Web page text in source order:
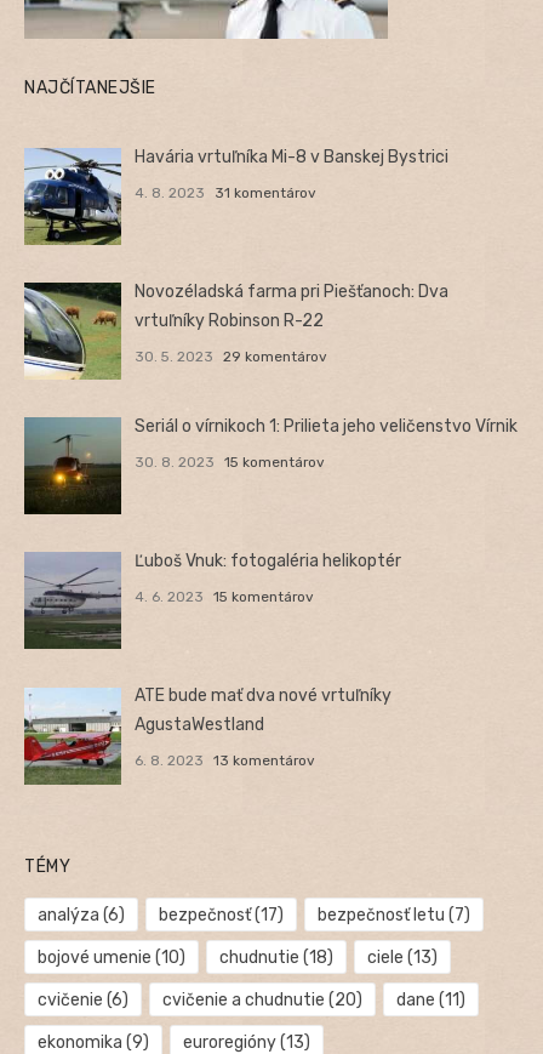
NAJČÍTANEJŠIE
Havária vrtuľníka Mi-8 v Banskej Bystrici
4. 8. 2023 31 komentárov
Novozéladská farma pri Piešťanoch: Dva
vrtuľníky Robinson R-22
30. 5. 2023 29 komentárov
Seriál o vírnikoch 1: Prilieta jeho veličenstvo Vírnik
30. 8. 2023 15 komentárov
Ľuboš Vnuk: fotogaléria helikoptér
4. 6. 2023 15 komentárov
ATE bude mať dva nové vrtuľníky
AgustaWestland
6. 8. 2023 13 komentárov
TÉMY
analýza (6) bezpečnosť(17) bezpečnosť letu (7)
bojové umenie (10) chudnutie (18) ciele (13)
cvičenie (6) cvičenie a chudnutie (20) dane (11)
ekonomika (9) euroregióny(13)